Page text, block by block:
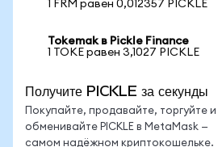
1 FRM равен 0,012357 PICKLE
Tokemak в Pickle Finance
1 TOKE равен 3,1027 PICKLE
Получите PICKLE за секунды
Покупайте, продавайте, торгуйте и
обменивайте PICKLE в MetaMask —
самом надёжном криптокошельке.